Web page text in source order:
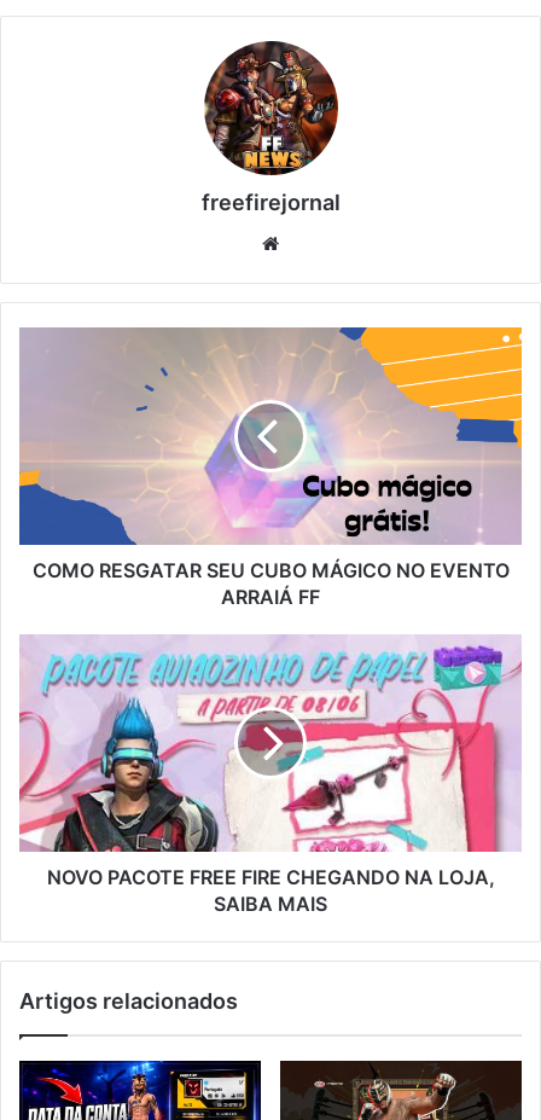
freefirejornal
NO
EVENTO
FF
COMO RESGATAR SEU CUBO MÁGICO NO EVENTO
ARRAIÁ FF
PACOTE
FREE
FIRE
CHEGANDO
NA
LOJA,
SAIBA
MAIS
NOVO PACOTE FREE FIRE CHEGANDO NA LOJA,
SAIBA MAIS
Artigos relacionados